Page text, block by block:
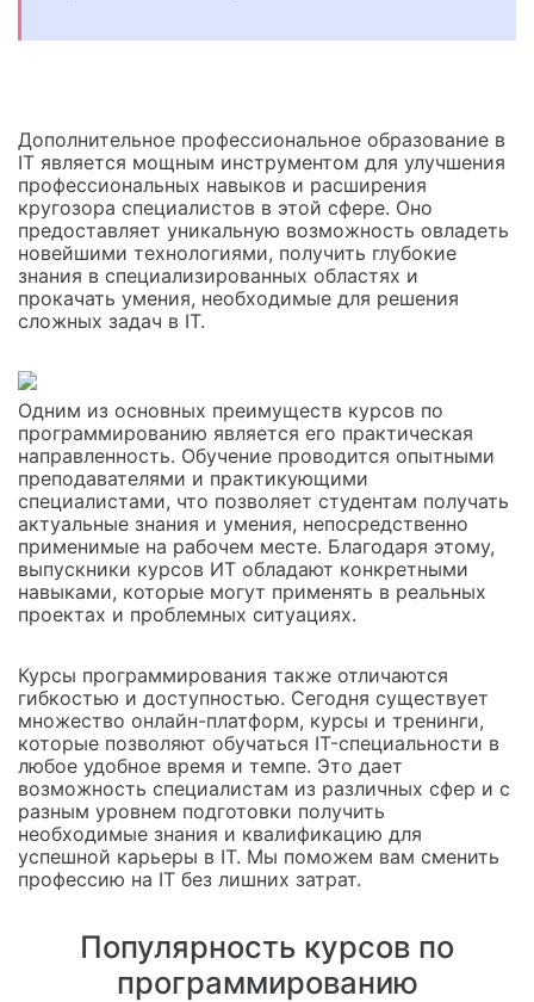
Дополнительное профессиональное образование в
IT является мощным инструментом для улучшения
профессиональных навыков и расширения
кругозора специалистов в этой сфере. Оно
предоставляет уникальную возможность овладеть
новейшими технологиями, получить глубокие
знания в специализированных областях и
прокачать умения, необходимые для решения
сложных задач в IT.
Одним из основных преимуществ курсов по
программированию является его практическая
направленность. Обучение проводится опытными
преподавателями и практикующими
специалистами, что позволяет студентам получать
актуальные знания и умения, непосредственно
применимые на рабочем месте. Благодаря этому,
выпускники курсов ИТ обладают конкретными
навыками, которые могут применять в реальных
проектах и проблемных ситуациях.
Курсы программирования также отличаются
гибкостью и доступностью. Сегодня существует
множество онлайн-платформ, курсы и тренинги,
которые позволяют обучаться IT-специальности в
любое удобное время и темпе. Это дает
возможность специалистам из различных сфер и с
разным уровнем подготовки получить
необходимые знания и квалификацию для
успешной карьеры в IT. Мы поможем вам сменить
профессию на IT без лишних затрат.
Популярность курсов по
программированию